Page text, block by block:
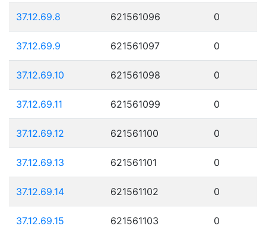
37.12.69.8 621561096 0
37.12.69.9 621561097 0
37.12.69.10 621561098 0
37.12.69.11 621561099 0
37.12.69.12 621561100 0
37.12.69.13 621561101 0
37.12.69.14 621561102 0
37.12.69.15 621561103 0